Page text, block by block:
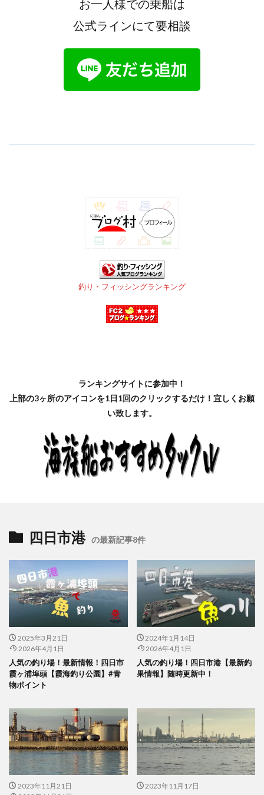
お一人様での乗船は
公式ラインにて要相談
釣り・フィッシングランキング
ランキングサイトに参加中！
上部の3ヶ所のアイコンを1日1回のクリックするだけ！宜しくお願
い致します。
四日市港 の最新記事8件
2025年3月21日
2026年4月1日
人気の釣り場！最新情報！四日市
霞ヶ浦埠頭【霞海釣り公園】#青
物ポイント
2024年1月14日
2026年4月1日
人気の釣り場！四日市港【最新釣
果情報】随時更新中！
2023年11月21日
2023年11月17日